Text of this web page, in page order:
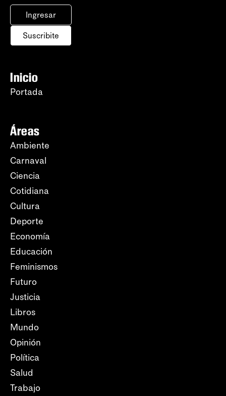
Ingresar
Suscribite
Inicio
Portada
Áreas
Ambiente
Carnaval
Ciencia
Cotidiana
Cultura
Deporte
Economía
Educación
Feminismos
Futuro
Justicia
Libros
Mundo
Opinión
Política
Salud
Trabajo